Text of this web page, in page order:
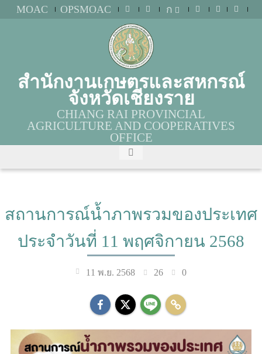
MOAC OPSMOAC ก
สำนักงานเกษตรและสหกรณ์
จังหวัดเชียงราย
CHIANG RAI PROVINCIAL
AGRICULTURE AND COOPERATIVES
OFFICE
สถานการณ์น้ำภาพรวมของประเทศ
ประจำวันที่ 11 พฤศจิกายน 2568
11 พ.ย. 2568 26 0